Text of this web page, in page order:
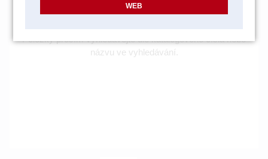
Položky prosím vyhledávejte dle katalogového čísla nebo
názvu ve vyhledávání.
WEB